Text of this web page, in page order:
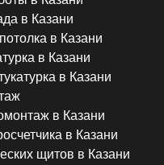
в Казани
в Казани
в Казани
в Казани
в Казани
в Казани
щитов в Казани